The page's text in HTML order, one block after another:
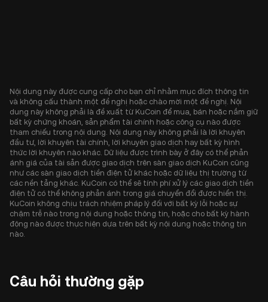
Nội dung này được cung cấp cho bạn chỉ nhằm mục đích thông tin
và không cấu thành một đề nghị hoặc chào mời một đề nghị. Nội
dung này không phải là đề xuất từ KuCoin để mua, bán hoặc nắm giữ
bất kỳ chứng khoán, sản phẩm tài chính hoặc công cụ nào được
tham chiếu trong nội dung. Nội dung này không phải là lời khuyên
đầu tư, lời khuyên tài chính, lời khuyên giao dịch hay bất kỳ hình
thức lời khuyên nào khác. Dữ liệu được trình bày ở đây có thể phản
ánh giá của tài sản được giao dịch trên sàn giao dịch KuCoin cũng
như các sàn giao dịch tiền điện tử khác hoặc dữ liệu thị trường từ
các nền tảng khác. KuCoin có thể sẽ tính phí xử lý các giao dịch tiền
điện tử có thể không phản ánh trong giá chuyển đổi được hiển thị.
KuCoin không chịu trách nhiệm pháp lý đối với bất kỳ lỗi hoặc sự
chậm trễ nào trong nội dung hoặc thông tin, hoặc cho bất kỳ hành
động nào được thực hiện dựa trên bất kỳ nội dung hoặc thông tin
nào.
Câu hỏi thường gặp